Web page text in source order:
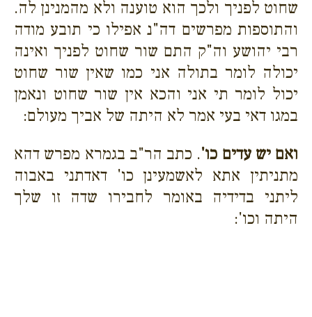
שחוט לפניך ולכך הוא טוענה ולא מהמנינן לה.
והתוספות מפרשים דה"נ אפילו כי תובע מודה
רבי יהושע וה"ק התם שור שחוט לפניך ואינה
יכולה לומר בתולה אני כמו שאין שור שחוט
יכול לומר תי אני והכא אין שור שחוט ונאמן
במגו דאי בעי אמר לא היתה של אביך מעולם:
ואם יש עדים כו'. כתב הר"ב בגמרא מפרש דהא
מתניתין אתא לאשמעינן כו' דאדתני באבוה
ליתני בדידיה באומר לחבירו שדה זו שלך
היתה וכו':